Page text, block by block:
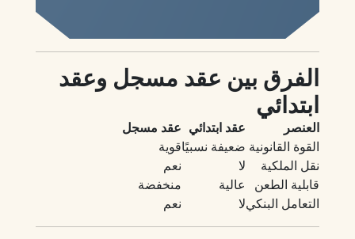
الفرق بين عقد مسجل وعقد
ابتدائي
العنصر عقد ابتدائي
عقد مسجل
القوة القانونية ضعيفة نسبيًاقوية
نقل الملكية
لا
نعم
قابلية الطعن
عالية
منخفضة
التعامل البنكيلا نعم